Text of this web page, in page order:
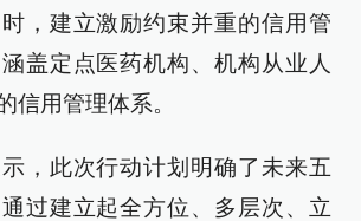
，建立激励约束并重的信用管
盖定点医药机构、机构从业人
信用管理体系。
，此次行动计划明确了未来五
过建立起全方位、多层次、立